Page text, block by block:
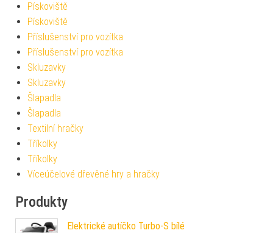
Pískoviště
Pískoviště
Příslušenství pro vozítka
Příslušenství pro vozítka
Skluzavky
Skluzavky
Šlapadla
Šlapadla
Textilní hračky
Tříkolky
Tříkolky
Víceúčelové dřevěné hry a hračky
Produkty
Elektrické autíčko Turbo-S bílé